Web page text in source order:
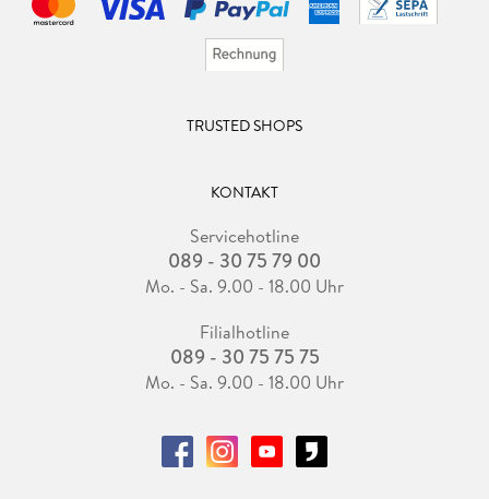
TRUSTED SHOPS
KONTAKT
Servicehotline
089 - 30 75 79 00
Mo. - Sa. 9.00 - 18.00 Uhr
Filialhotline
089 - 30 75 75 75
Mo. - Sa. 9.00 - 18.00 Uhr